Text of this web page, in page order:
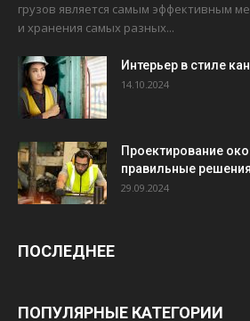
грузов является самым эффективным
и хранения самых разных...
Интерьер в стиле
14.10.2024
Проектирование
правильные решения
29.09.2024
ПОСЛЕДНЕЕ
ПОПУЛЯРНЫЕ КАТЕГОРИИ